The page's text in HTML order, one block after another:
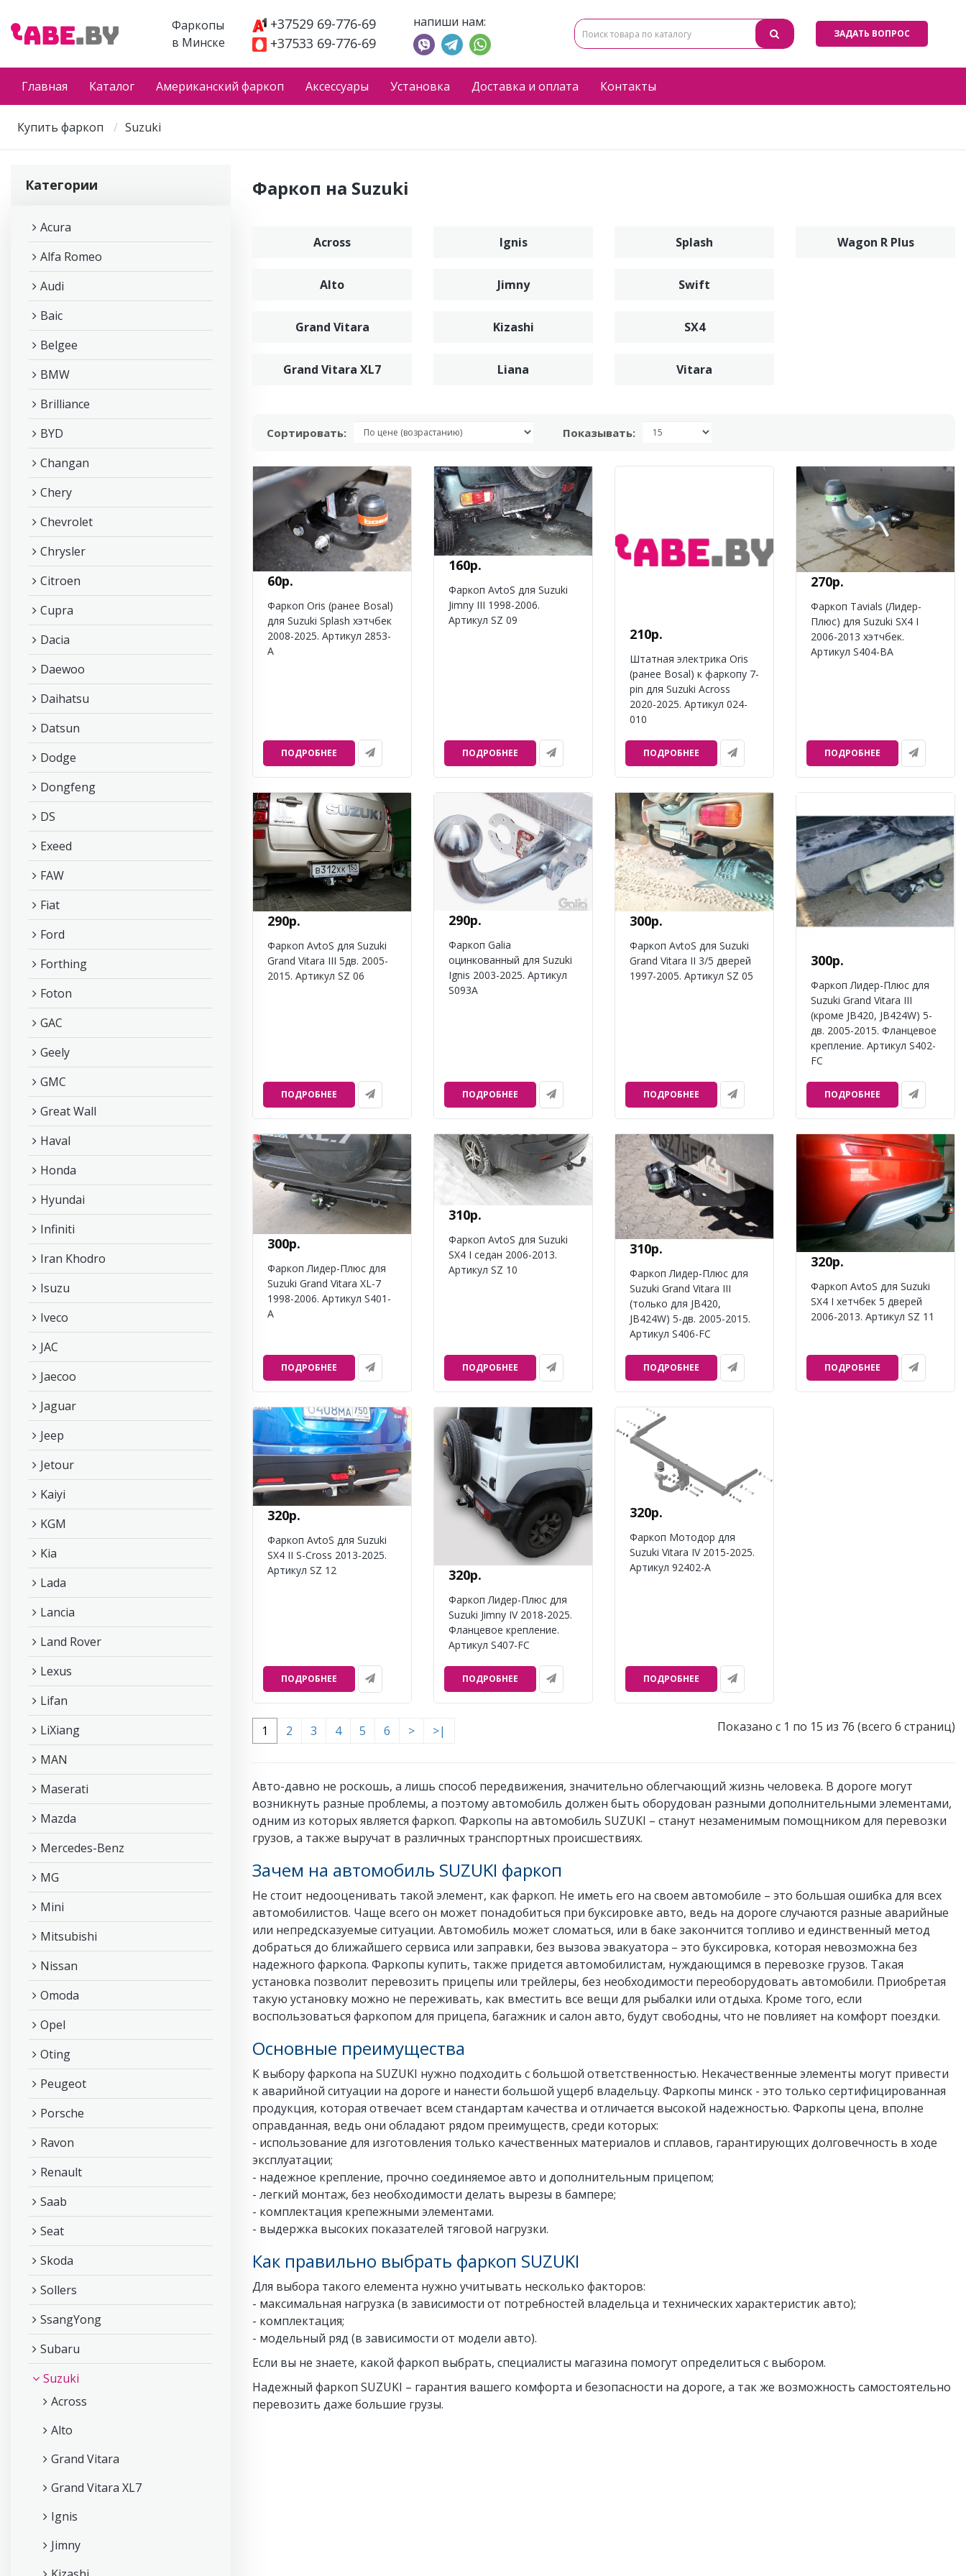
Фаркопы
в Минске
+37529 69-776-69
+37533 69-776-69
напиши нам:
ЗАДАТЬ ВОПРОС
Главная Каталог Американский фаркоп Аксессуары Установка Доставка и оплата Контакты
Купить фаркоп Suzuki
Категории
Acura
Alfa Romeo
Audi
Baic
Belgee
BMW
Brilliance
BYD
Changan
Chery
Chevrolet
Chrysler
Citroen
Cupra
Dacia
Daewoo
Daihatsu
Datsun
Dodge
Dongfeng
DS
Exeed
FAW
Fiat
Ford
Forthing
Foton
GAC
Geely
GMC
Great Wall
Haval
Honda
Hyundai
Infiniti
Iran Khodro
Isuzu
Iveco
JAC
Jaecoo
Jaguar
Jeep
Jetour
Kaiyi
KGM
Kia
Lada
Lancia
Land Rover
Lexus
Lifan
LiXiang
MAN
Maserati
Mazda
Mercedes-Benz
MG
Mini
Mitsubishi
Nissan
Omoda
Opel
Oting
Peugeot
Porsche
Ravon
Renault
Saab
Seat
Skoda
Sollers
SsangYong
Subaru
Suzuki
Across
Alto
Grand Vitara
Grand Vitara XL7
Ignis
Jimny
Фаркоп на Suzuki
Across
Alto
Grand Vitara
Grand Vitara XL7
Ignis
Jimny
Kizashi
Liana
Splash
Swift
SX4
Vitara
Wagon R Plus
Сортировать: Показывать:
60р.
Фаркоп Oris (ранее Bosal)
для Suzuki Splash хэтчбек
2008-2025. Артикул 2853-
A
ПОДРОБНЕЕ
160р.
Фаркоп AvtoS для Suzuki
Jimny III 1998-2006.
Артикул SZ 09
ПОДРОБНЕЕ
210р.
Штатная электрика Oris
(ранее Bosal) к фаркопу 7-
pin для Suzuki Across
2020-2025. Артикул 024-
010
ПОДРОБНЕЕ
270р.
Фаркоп Tavials (Лидер-
Плюс) для Suzuki SX4 I
2006-2013 хэтчбек.
Артикул S404-BA
ПОДРОБНЕЕ
290р.
Фаркоп AvtoS для Suzuki
Grand Vitara III 5дв. 2005-
2015. Артикул SZ 06
ПОДРОБНЕЕ
290р.
Фаркоп Galia
оцинкованный для Suzuki
Ignis 2003-2025. Артикул
S093A
ПОДРОБНЕЕ
300р.
Фаркоп AvtoS для Suzuki
Grand Vitara II 3/5 дверей
1997-2005. Артикул SZ 05
ПОДРОБНЕЕ
300р.
Фаркоп Лидер-Плюс для
Suzuki Grand Vitara III
(кроме JB420, JB424W) 5-
дв. 2005-2015. Фланцевое
крепление. Артикул S402-
FC
ПОДРОБНЕЕ
300р.
Фаркоп Лидер-Плюс для
Suzuki Grand Vitara XL-7
1998-2006. Артикул S401-
A
ПОДРОБНЕЕ
310р.
Фаркоп AvtoS для Suzuki
SX4 I седан 2006-2013.
Артикул SZ 10
ПОДРОБНЕЕ
310р.
Фаркоп Лидер-Плюс для
Suzuki Grand Vitara III
(только для JB420,
JB424W) 5-дв. 2005-2015.
Артикул S406-FC
ПОДРОБНЕЕ
320р.
Фаркоп AvtoS для Suzuki
SX4 I хетчбек 5 дверей
2006-2013. Артикул SZ 11
ПОДРОБНЕЕ
320р.
Фаркоп AvtoS для Suzuki
SX4 II S-Cross 2013-2025.
Артикул SZ 12
ПОДРОБНЕЕ
320р.
Фаркоп Лидер-Плюс для
Suzuki Jimny IV 2018-2025.
Фланцевое крепление.
Артикул S407-FC
ПОДРОБНЕЕ
320р.
Фаркоп Мотодор для
Suzuki Vitara IV 2015-2025.
Артикул 92402-A
ПОДРОБНЕЕ
1 2 3 4 5 6 > >| Показано с 1 по 15 из 76 (всего 6 страниц)
Авто-давно не роскошь, а лишь способ передвижения, значительно облегчающий жизнь человека. В дороге могут
возникнуть разные проблемы, а поэтому автомобиль должен быть оборудован разными дополнительными элементами,
одним из которых является фаркоп. Фаркопы на автомобиль SUZUKI – станут незаменимым помощником для перевозки
грузов, а также выручат в различных транспортных происшествиях.
Зачем на автомобиль SUZUKI фаркоп
Не стоит недооценивать такой элемент, как фаркоп. Не иметь его на своем автомобиле – это большая ошибка для всех
автомобилистов. Чаще всего он может понадобиться при буксировке авто, ведь на дороге случаются разные аварийные
или непредсказуемые ситуации. Автомобиль может сломаться, или в баке закончится топливо и единственный метод
добраться до ближайшего сервиса или заправки, без вызова эвакуатора – это буксировка, которая невозможна без
надежного фаркопа. Фаркопы купить, также придется автомобилистам, нуждающимся в перевозке грузов. Такая
установка позволит перевозить прицепы или трейлеры, без необходимости переоборудовать автомобили. Приобретая
такую установку можно не переживать, как вместить все вещи для рыбалки или отдыха. Кроме того, если
воспользоваться фаркопом для прицепа, багажник и салон авто, будут свободны, что не повлияет на комфорт поездки.
Основные преимущества
К выбору фаркопа на SUZUKI нужно подходить с большой ответственностью. Некачественные элементы могут привести
к аварийной ситуации на дороге и нанести большой ущерб владельцу. Фаркопы минск - это только сертифицированная
продукция, которая отвечает всем стандартам качества и отличается высокой надежностью. Фаркопы цена, вполне
оправданная, ведь они обладают рядом преимуществ, среди которых:
- использование для изготовления только качественных материалов и сплавов, гарантирующих долговечность в ходе
эксплуатации;
- надежное крепление, прочно соединяемое авто и дополнительным прицепом;
- легкий монтаж, без необходимости делать вырезы в бампере;
- комплектация крепежными элементами.
- выдержка высоких показателей тяговой нагрузки.
Как правильно выбрать фаркоп SUZUKI
Для выбора такого елемента нужно учитывать несколько факторов:
- максимальная нагрузка (в зависимости от потребностей владельца и технических характеристик авто);
- комплектация;
- модельный ряд (в зависимости от модели авто).
Если вы не знаете, какой фаркоп выбрать, специалисты магазина помогут определиться с выбором.
Надежный фаркоп SUZUKI – гарантия вашего комфорта и безопасности на дороге, а так же возможность самостоятельно
перевозить даже большие грузы.